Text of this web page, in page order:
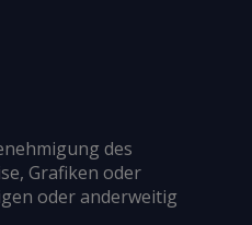
des
Grafiken oder
oder anderweitig